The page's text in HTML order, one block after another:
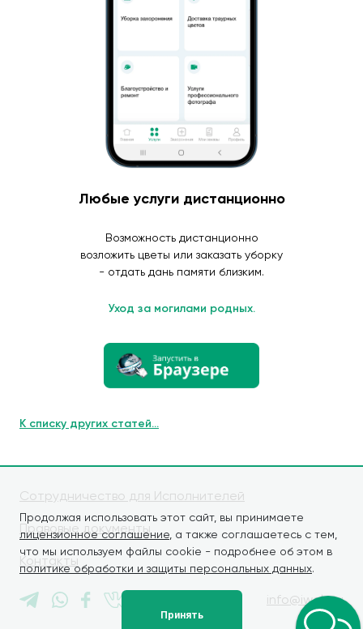
Продолжая использовать этот сайт, вы принимаете
лицензионное соглашение , а также соглашаетесь с тем,
что мы используем файлы cookie - подробнее об этом в
политике обработки и защиты персональных данных.
Принять
Любые услуги дистанционно
Возможность дистанционно
возложить цветы или заказать уборку
- отдать дань памяти близким.
Уход за могилами родных.
К списку других статей...
Сотрудничество для Исполнителей
Правовые документы
Контакты
info@iwaly.ru